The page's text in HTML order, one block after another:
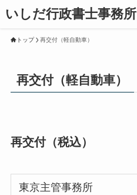
いしだ行政書士事務所
トップ 再交付（軽自動車）
再交付（軽自動車）
再交付（税込）
東京主管事務所